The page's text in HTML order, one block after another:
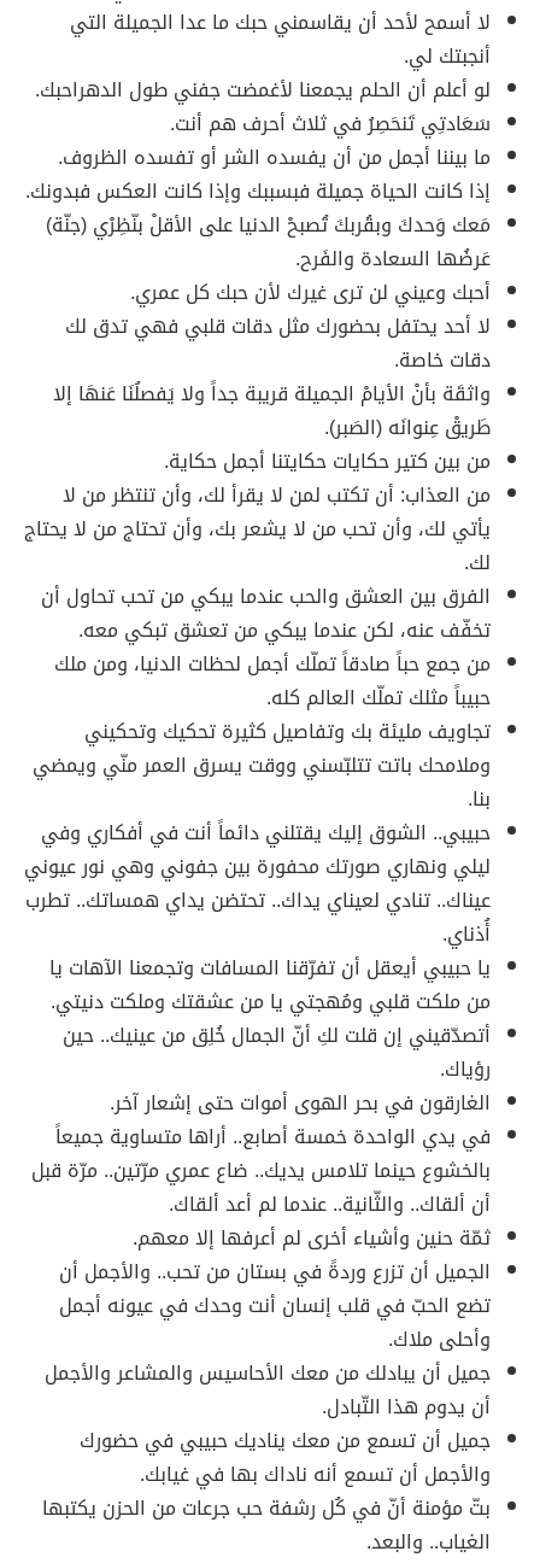
لا أسمح لأحد أن يقاسمني حبك ما عدا الجميلة التي
أنجبتك لي.
لو أعلم أن الحلم يجمعنا لأغمضت جفني طول الدهراحبك.
سَعَادتِي تَنحَصِرُ في ثلاث أحرف هم أنت.
ما بيننا أجمل من أن يفسده الشر أو تفسده الظروف.
إذا كانت الحياة جميلة فبسببك وإذا كانت العكس فبدونك.
مَعك وَحدكَ وبقُربكَ تُصبحْ الدنيا على الأقلْ بنّظِرْي (جنّة)
عَرضُها السعادة والفَرح.
أحبك وعيني لن ترى غيرك لأن حبك كل عمري.
لا أحد يحتفل بحضورك مثل دقات قلبي فهي تدق لك
دقات خاصة.
واثقَة بأنْ الأيامْ الجميلة قريبة جداً ولا يَفصلُنَا عَنهَا إلا
طَريقْ عِنوانَه (الصَبر).
من بين كتير حكايات حكايتنا أجمل حكاية.
من العذاب: أن تكتب لمن لا يقرأ لك، وأن تنتظر من لا
يأتي لك، وأن تحب من لا يشعر بك، وأن تحتاج من لا يحتاج
لك.
الفرق بين العشق والحب عندما يبكي من تحب تحاول أن
تخفّف عنه، لكن عندما يبكي من تعشق تبكي معه.
من جمع حباً صادقاً تملّك أجمل لحظات الدنيا، ومن ملك
حبيباً مثلك تملّك العالم كله.
تجاويف مليئة بك وتفاصيل كثيرة تحكيك وتحكيني
وملامحك باتت تتلبّسني ووقت يسرق العمر منّي ويمضي
بنا.
حبيبي.. الشوق إليك يقتلني دائماً أنت في أفكاري وفي
ليلي ونهاري صورتك محفورة بين جفوني وهي نور عيوني
عيناك.. تنادي لعيناي يداك.. تحتضن يداي همساتك.. تطرب
أُذناي.
يا حبيبي أيعقل أن تفرّقنا المسافات وتجمعنا الآهات يا
من ملكت قلبي ومُهجتي يا من عشقتك وملكت دنيتي.
أتصدّقيني إن قلت لكِ أنّ الجمال خُلِق من عينيك.. حين
رؤياك.
الغارقون في بحر الهوى أموات حتى إشعار آخر.
في يدي الواحدة خمسة أصابع.. أراها متساوية جميعاً
بالخشوع حينما تلامس يديك.. ضاع عمري مرّتين.. مرّة قبل
أن ألقاك.. والثّانية.. عندما لم أعد ألقاك.
ثمّة حنين وأشياء أخرى لم أعرفها إلا معهم.
الجميل أن تزرع وردةً في بستان من تحب.. والأجمل أن
تضع الحبّ في قلب إنسان أنت وحدك في عيونه أجمل
وأحلى ملاك.
جميل أن يبادلك من معك الأحاسيس والمشاعر والأجمل
أن يدوم هذا التّبادل.
جميل أن تسمع من معك يناديك حبيبي في حضورك
والأجمل أن تسمع أنه ناداك بها في غيابك.
بتّ مؤمنة أنّ في كُل رشفة حب جرعات من الحزن يكتبها
الغياب.. والبعد.